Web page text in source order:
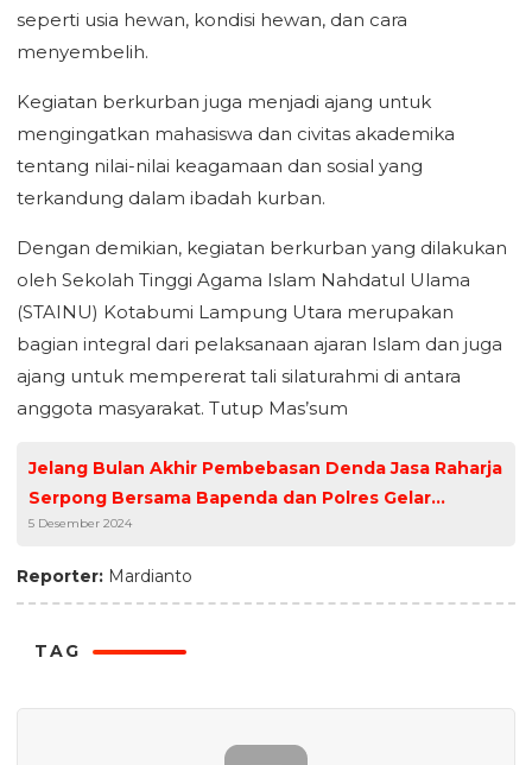
seperti usia hewan, kondisi hewan, dan cara
menyembelih.
Kegiatan berkurban juga menjadi ajang untuk
mengingatkan mahasiswa dan civitas akademika
tentang nilai-nilai keagamaan dan sosial yang
terkandung dalam ibadah kurban.
Dengan demikian, kegiatan berkurban yang dilakukan
oleh Sekolah Tinggi Agama Islam Nahdatul Ulama
(STAINU) Kotabumi Lampung Utara merupakan
bagian integral dari pelaksanaan ajaran Islam dan juga
ajang untuk mempererat tali silaturahmi di antara
anggota masyarakat. Tutup Mas’sum
Jelang Bulan Akhir Pembebasan Denda Jasa Raharja
Serpong Bersama Bapenda dan Polres Gelar
Operasi Gabungan di Taman Tekno Tangerang
5 Desember 2024
Reporter: Mardianto
TAG